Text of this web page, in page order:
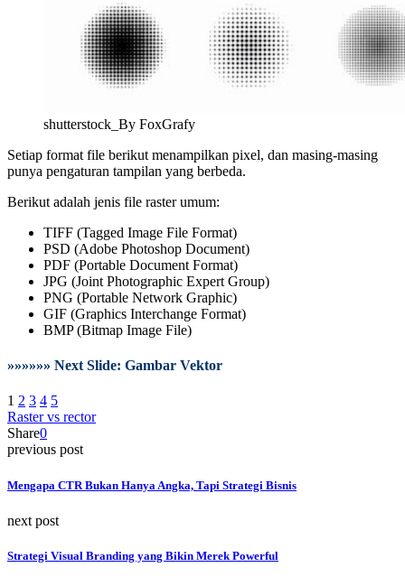
shutterstock_By FoxGrafy
Setiap format file berikut menampilkan pixel, dan masing-masing
punya pengaturan tampilan yang berbeda.
Berikut adalah jenis file raster umum:
TIFF (Tagged Image File Format)
PSD (Adobe Photoshop Document)
PDF (Portable Document Format)
JPG (Joint Photographic Expert Group)
PNG (Portable Network Graphic)
GIF (Graphics Interchange Format)
BMP (Bitmap Image File)
»»»»»» Next Slide: Gambar Vektor
1 2 3 4 5
Raster vs rector
Share0
previous post
Mengapa CTR Bukan Hanya Angka, Tapi Strategi Bisnis
next post
Strategi Visual Branding yang Bikin Merek Powerful